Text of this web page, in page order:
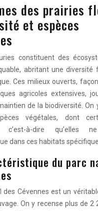
des prairies
et espèces
constituent des
abritant une diversité
Ces milieux ouverts,
agricoles extensives,
de la biodiversité. On
végétales, dont
c’est-à-dire qu’elles
dans ces habitats
du parc
des Cévennes est un
On y recense plus de 2